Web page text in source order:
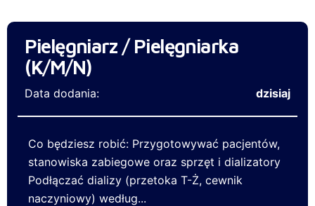
Pielęgniarz / Pielęgniarka
(K/M/N)
Data dodania: dzisiaj
Co będziesz robić: Przygotowywać pacjentów,
stanowiska zabiegowe oraz sprzęt i dializatory
Podłączać dializy (przetoka T-Ż, cewnik
naczyniowy) według...